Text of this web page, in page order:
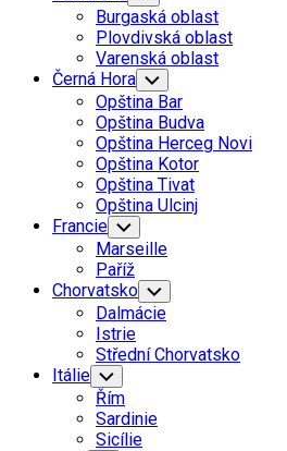
Child
Menu
Burgaská oblast
Plovdivská oblast
Varenská oblast
Černá Hora Toggle
Child
Menu
Opština Bar
Opština Budva
Opština Herceg Novi
Opština Kotor
Opština Tivat
Opština Ulcinj
Francie Toggle
Child
Menu
Marseille
Paříž
Chorvatsko Toggle
Child
Menu
Dalmácie
Istrie
Střední Chorvatsko
Itálie Toggle
Child
Menu
Řím
Sardinie
Sicílie